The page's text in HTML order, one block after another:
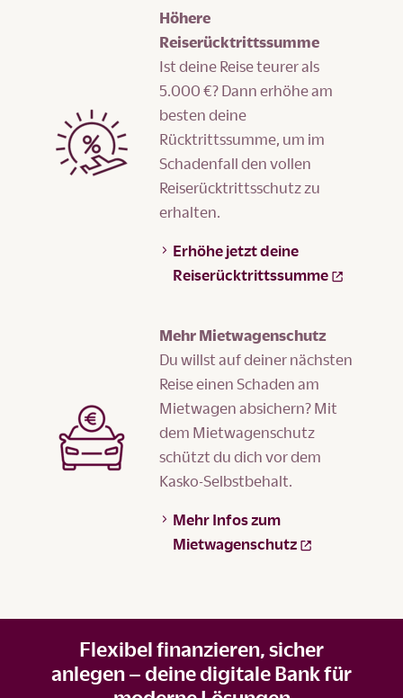
Höhere
Reiserücktrittssumme
Ist deine Reise teurer als
5.000 €? Dann erhöhe am
besten deine
Rücktrittssumme, um im
Schadenfall den vollen
Reiserücktrittsschutz zu
erhalten.
Erhöhe jetzt deine
Reiserücktrittssumme
Mehr Mietwagenschutz
Du willst auf deiner nächsten
Reise einen Schaden am
Mietwagen absichern? Mit
dem Mietwagenschutz
schützt du dich vor dem
Kasko-Selbstbehalt.
Mehr Infos zum
Mietwagenschutz
Flexibel finanzieren, sicher
anlegen – deine digitale Bank für